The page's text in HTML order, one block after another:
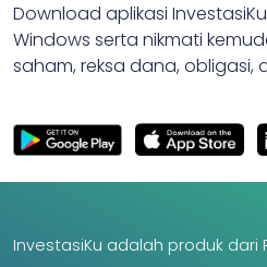
Download aplikasi
Windows serta nikmati
saham, reksa dana,
InvestasiKu adalah produk dari